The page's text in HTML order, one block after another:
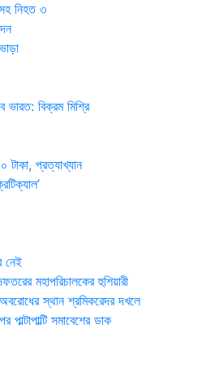
নিহত ৩
বিক্রম মিশ্রি
টাকা, প্রত্যাখ্যান
নেই
মহাপরিচালকের হুশিয়ারী
স্থান শ্রমিকরেদর দখলে
সমাবেশের ডাক